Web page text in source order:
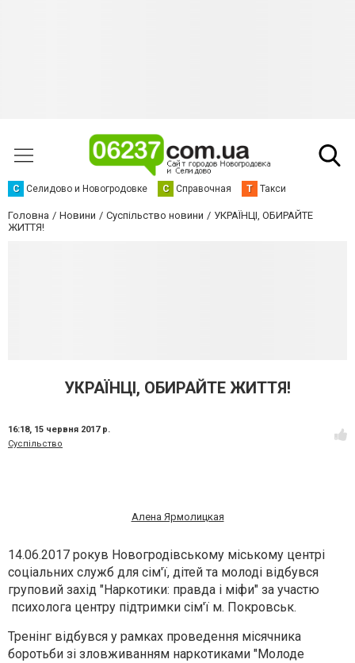
С Селидово и Новогродовке С Справочная Т Такси
Головна Новини Суспільство новини
УКРАЇНЦІ, ОБИРАЙТЕ
ЖИТТЯ!
УКРАЇНЦІ, ОБИРАЙТЕ ЖИТТЯ!
16:18, 15 червня 2017 р.
Суспільство
Алена Ярмолицкая
14.06.2017 рокув Новогродівському міському центрі
соціальних служб для сім'ї, дітей та молоді відбувся
груповий захід "Наркотики: правда і міфи" за участю
психолога центру підтримки сім'ї м. Покровськ.
Тренінг відбувся у рамках проведення місячника
боротьби зі зловживанням наркотиками "Молоде